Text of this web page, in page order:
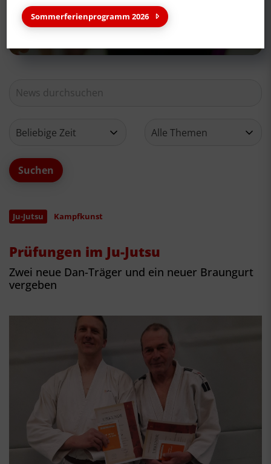
Neues aus deinem Verein
Ju-Jutsu Kampfkunst
Prüfungen im Ju-Jutsu
Zwei neue Dan-Träger und ein neuer Braungurt
vergeben
Sommerferienprogramm 2026